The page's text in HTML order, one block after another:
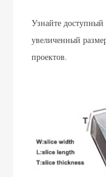
Узнайте
увеличенный
проектов.